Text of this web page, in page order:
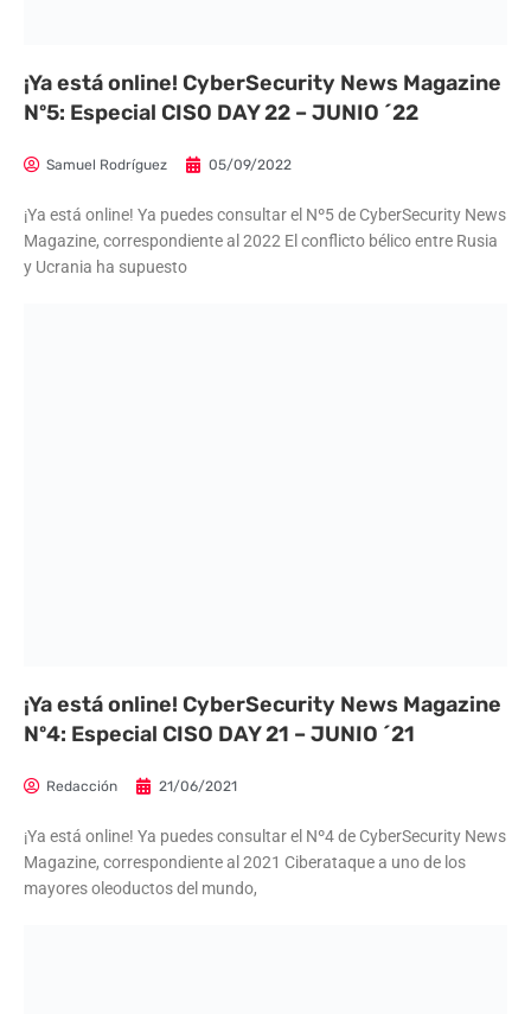
¡Ya está online! CyberSecurity News Magazine
Nº5: Especial CISO DAY 22 – JUNIO ´22
Samuel Rodríguez 05/09/2022
¡Ya está online! Ya puedes consultar el Nº5 de CyberSecurity News
Magazine, correspondiente al 2022 El conflicto bélico entre Rusia
y Ucrania ha supuesto
¡Ya está online! CyberSecurity News Magazine
Nº4: Especial CISO DAY 21 – JUNIO ´21
Redacción 21/06/2021
¡Ya está online! Ya puedes consultar el Nº4 de CyberSecurity News
Magazine, correspondiente al 2021 Ciberataque a uno de los
mayores oleoductos del mundo,